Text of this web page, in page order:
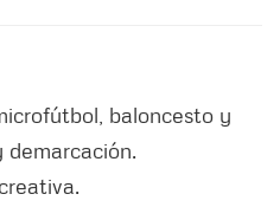
baloncesto y